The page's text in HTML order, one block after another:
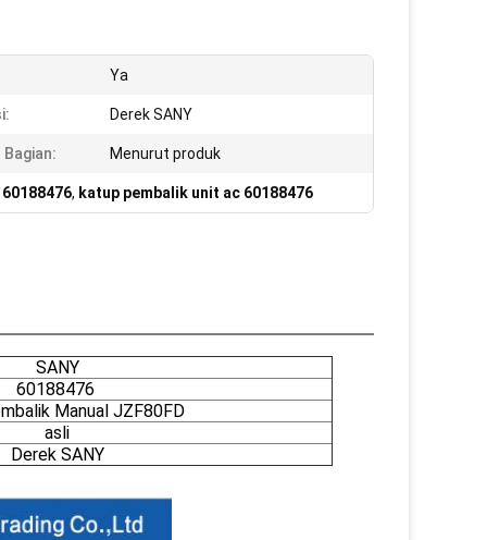
Ya
Derek SANY
Menurut produk
, katup pembalik unit ac 60188476
SANY
60188476
Manual JZF80FD
asli
Derek SANY